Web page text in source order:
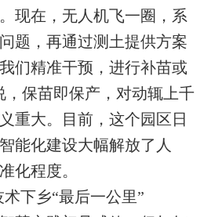
现在，无人机飞一圈，系
题，再通过测土提供方案
们精准干预，进行补苗或
，保苗即保产，对动辄上千
重大。目前，这个园区日
能化建设大幅解放了人
化程度。
乡“最后一公里”